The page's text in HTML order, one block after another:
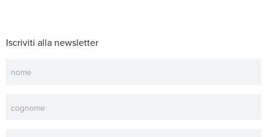
Iscriviti alla newsletter